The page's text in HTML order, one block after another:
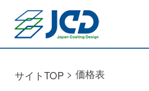
サイトTOP > 価格表